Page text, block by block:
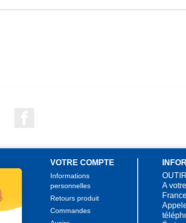
VOTRE COMPTE
Informations
personnelles
Retours produit
Commandes
A